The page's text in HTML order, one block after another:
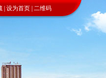
设为首页 | 二维码